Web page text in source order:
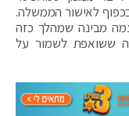
לאישור הממשלה.
מבינה שמהלך כזה
ששואפת לשמור על